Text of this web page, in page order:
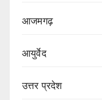
आजमगढ़
आयुर्वेद
उत्तर प्रदेश